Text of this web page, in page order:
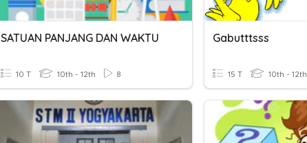
SATUAN PANJANG DAN WAKTU
10 T 10th - 12th 8
Gabutttsss
15 T 10th - 12th